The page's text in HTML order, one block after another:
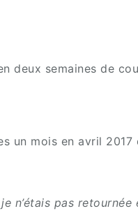
deux semaines de
un mois en avril 2017
n’étais pas retournée